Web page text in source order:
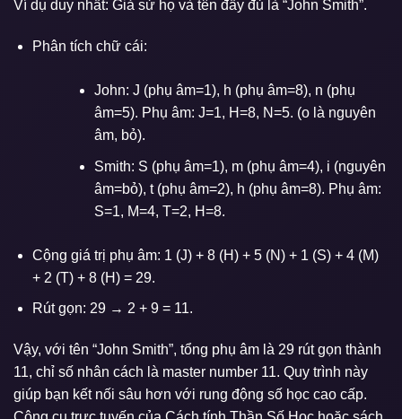
Ví dụ duy nhất: Giả sử họ và tên đầy đủ là “John Smith”.
Phân tích chữ cái:
John: J (phụ âm=1), h (phụ âm=8), n (phụ
âm=5). Phụ âm: J=1, H=8, N=5. (o là nguyên
âm, bỏ).
Smith: S (phụ âm=1), m (phụ âm=4), i (nguyên
âm=bỏ), t (phụ âm=2), h (phụ âm=8). Phụ âm:
S=1, M=4, T=2, H=8.
Cộng giá trị phụ âm: 1 (J) + 8 (H) + 5 (N) + 1 (S) + 4 (M)
+ 2 (T) + 8 (H) = 29.
Rút gọn: 29 → 2 + 9 = 11.
Vậy, với tên “John Smith”, tổng phụ âm là 29 rút gọn thành
11, chỉ số nhân cách là master number 11. Quy trình này
giúp bạn kết nối sâu hơn với rung động số học cao cấp.